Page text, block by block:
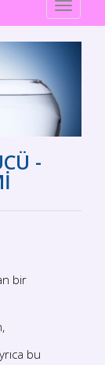
Toggle
-
bir
bu